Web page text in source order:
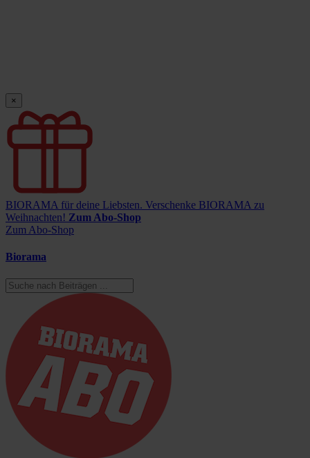
×
BIORAMA für deine Liebsten. Verschenke BIORAMA zu
Weihnachten! Zum Abo-Shop
Zum Abo-Shop
Biorama